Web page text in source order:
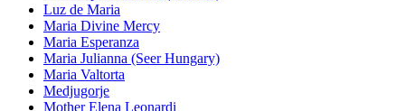
Luz de Maria
Maria Divine Mercy
Maria Esperanza
Maria Julianna (Seer Hungary)
Maria Valtorta
Medjugorje
Mother Elena Leonardi